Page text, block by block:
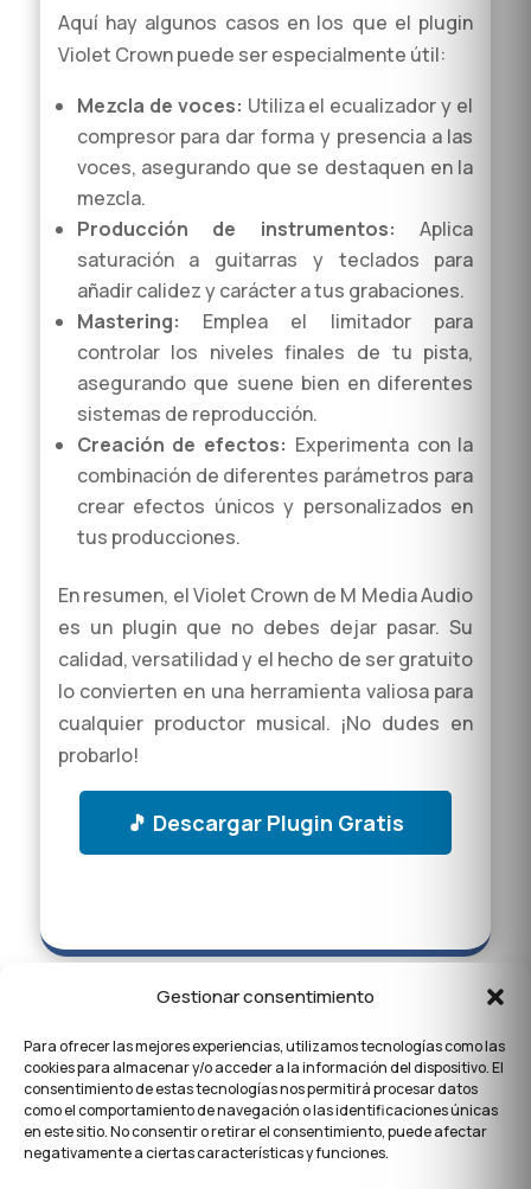
Gestionar consentimiento
Para ofrecer las mejores experiencias, utilizamos tecnologías como las
cookies para almacenar y/o acceder a la información del dispositivo. El
consentimiento de estas tecnologías nos permitirá procesar datos
como el comportamiento de navegación o las identificaciones únicas
en este sitio. No consentir o retirar el consentimiento, puede afectar
negativamente a ciertas características y funciones.
Aquí hay algunos casos en los que el plugin
Violet Crown puede ser especialmente útil:
Mezcla de voces: Utiliza el ecualizador y el
compresor para dar forma y presencia a las
voces, asegurando que se destaquen en la
mezcla.
Producción de instrumentos: Aplica
saturación a guitarras y teclados para
añadir calidez y carácter a tus grabaciones.
Mastering: Emplea el limitador para
controlar los niveles finales de tu pista,
asegurando que suene bien en diferentes
sistemas de reproducción.
Creación de efectos: Experimenta con la
combinación de diferentes parámetros para
crear efectos únicos y personalizados en
tus producciones.
En resumen, el Violet Crown de M Media Audio
es un plugin que no debes dejar pasar. Su
calidad, versatilidad y el hecho de ser gratuito
lo convierten en una herramienta valiosa para
cualquier productor musical. ¡No dudes en
probarlo!
🎵 Descargar Plugin Gratis